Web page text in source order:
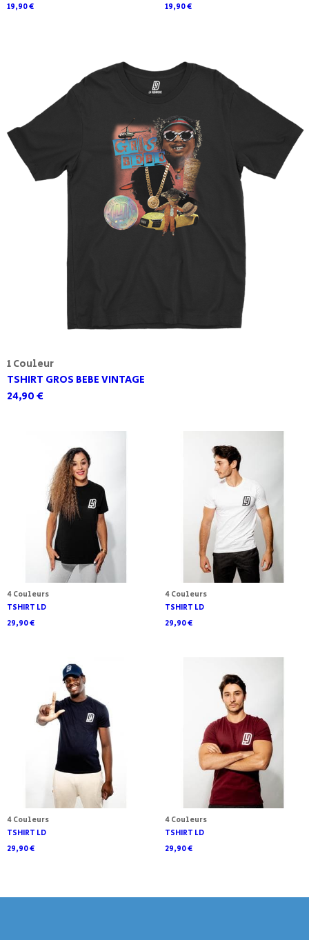
19,90 € 19,90 €
1 Couleur
TSHIRT GROS BEBE VINTAGE
24,90 €
4 Couleurs
TSHIRT LD
29,90 €
4 Couleurs
TSHIRT LD
29,90 €
4 Couleurs
TSHIRT LD
29,90 €
4 Couleurs
TSHIRT LD
29,90 €